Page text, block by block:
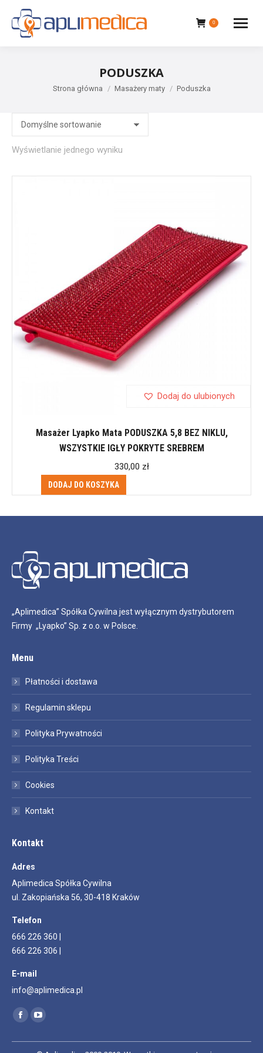
0
PODUSZKA
Jesteś tutaj:
Strona główna Masażery maty Poduszka
Wyświetlanie jednego wyniku
Dodaj do ulubionych
Masażer Lyapko Mata PODUSZKA 5,8 BEZ NIKLU,
WSZYSTKIE IGŁY POKRYTE SREBREM
330,00 zł
DODAJ DO KOSZYKA
„Aplimedica” Spółka Cywilna jest wyłącznym dystrybutorem
Firmy „Lyapko” Sp. z o.o. w Polsce.
Menu
Płatności i dostawa
Regulamin sklepu
Polityka Prywatności
Polityka Treści
Cookies
Kontakt
Kontakt
Adres
Aplimedica Spółka Cywilna
ul. Zakopiańska 56, 30-418 Kraków
Telefon
666 226 360 |
666 226 306 |
E-mail
info@aplimedica.pl
Znajdź nas na:
FacebookYouTube